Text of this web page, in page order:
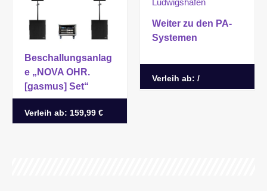
Beschallungsanlag
e „NOVA OHR.
[gasmus] Set“
Verleih ab: 159,99 €
Weiter zu den PA-
Systemen
Verleih ab: /